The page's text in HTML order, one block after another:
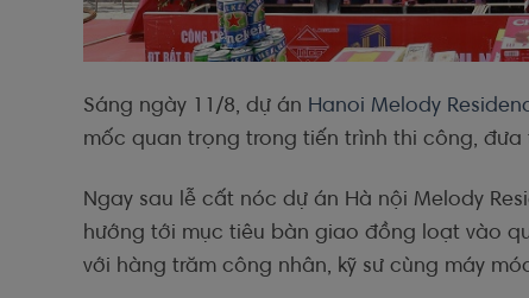
Sáng ngày 11/8, dự án Hanoi Melody
mốc quan trọng trong tiến trình thi công,
Ngay sau lễ cất nóc dự án Hà nội Melody
hướng tới mục tiêu bàn giao đồng loạt vào
với hàng trăm công nhân, kỹ sư cùng máy